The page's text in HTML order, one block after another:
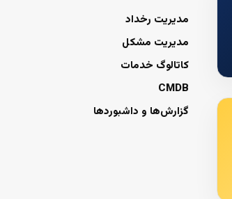
مدیریت رخداد
مدیریت مشکل
کاتالوگ خدمات
CMDB
گزارش‌ها و داشبوردها